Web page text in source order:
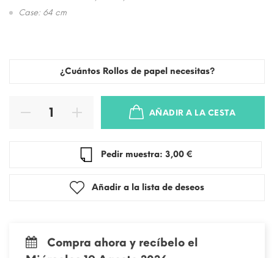
Case: 64 cm
¿Cuántos Rollos de papel necesitas?
AÑADIR A LA CESTA
Pedir muestra: 3,00 €
Añadir a la lista de deseos
Compra ahora y recíbelo el